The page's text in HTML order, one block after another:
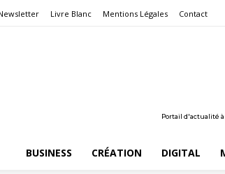
Livre Blanc Mentions Légales Contact
Portail d'actualité
BUSINESS CRÉATION DIGITAL